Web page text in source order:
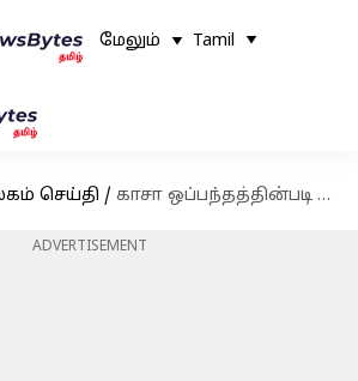
மேலும் Tamil
செய்தி / காசா ஒப்பந்தத்தின்படி பிணைக்கைதிகள் பரிமாற்றம் தொடங்கியது; முதல் தொகுதி இஸ்ரேலிய பிணைக்கைதிகள் ரெட் கிராஸிடம் ஒப்படைப்பு
ADVERTISEMENT